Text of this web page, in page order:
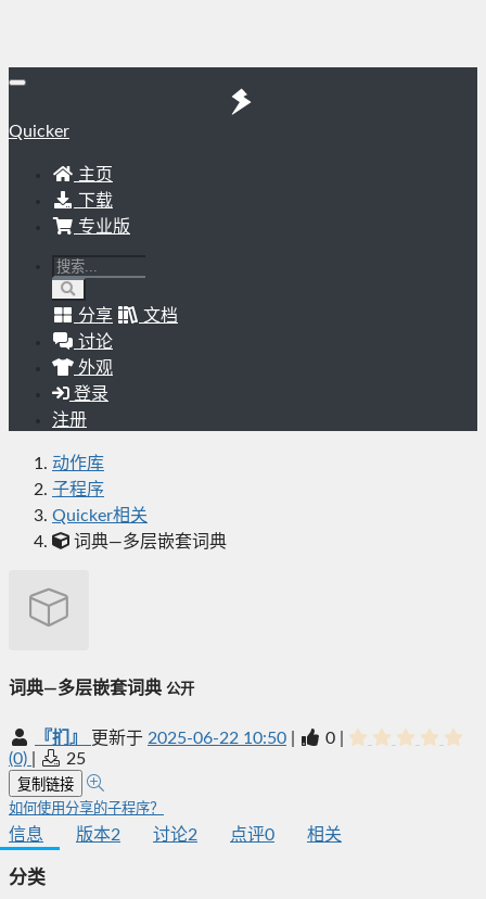
Quicker
主页
下载
专业版
分享
文档
讨论
外观
登录
注册
动作库
子程序
Quicker相关
词典—多层嵌套词典
词典—多层嵌套词典 公开
『扪』 更新于 2025-06-22 10:50 0
(0)
25
复制链接
如何使用分享的子程序？
信息 版本2 讨论2 点评0 相关
分类